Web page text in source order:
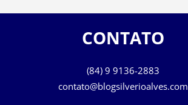
CONTATO
(84) 9 9136-2883
contato@blogsilverioalves.com